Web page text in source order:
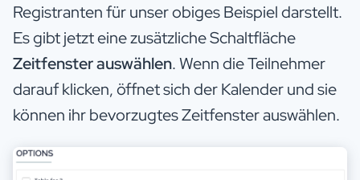
Registranten für unser obiges Beispiel darstellt.
Es gibt jetzt eine zusätzliche Schaltfläche
Zeitfensterauswählen. Wenn die Teilnehmer
darauf klicken, öffnet sich der Kalender und sie
können ihr bevorzugtes Zeitfenster auswählen.